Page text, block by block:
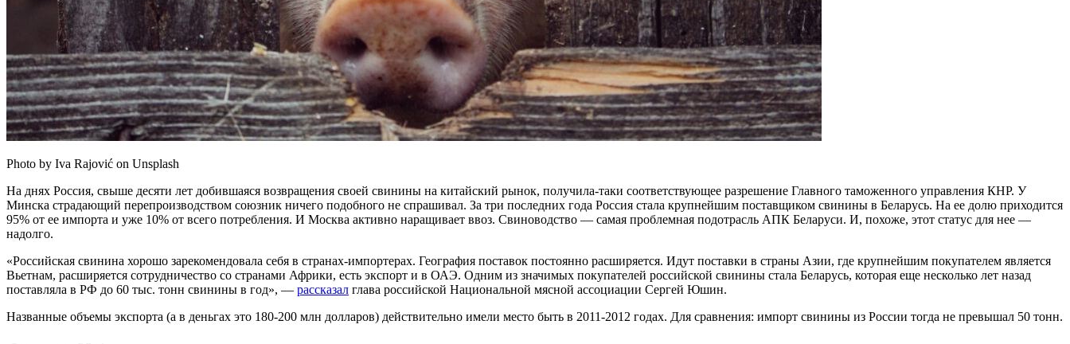
Photo by Iva Rajović on Unsplash
На днях Россия, свыше десяти лет добившаяся возвращения своей свинины на китайский рынок, получила-таки соответствующее разрешение Главного таможенного управления КНР. У
Минска страдающий перепроизводством союзник ничего подобного не спрашивал. За три последних года Россия стала крупнейшим поставщиком свинины в Беларусь. На ее долю приходится
95% от ее импорта и уже 10% от всего потребления. И Москва активно наращивает ввоз. Свиноводство — самая проблемная подотрасль АПК Беларуси. И, похоже, этот статус для нее —
надолго.
«Российская свинина хорошо зарекомендовала себя в странах-импортерах. География поставок постоянно расширяется. Идут поставки в страны Азии, где крупнейшим покупателем является
Вьетнам, расширяется сотрудничество со странами Африки, есть экспорт и в ОАЭ. Одним из значимых покупателей российской свинины стала Беларусь, которая еще несколько лет назад
поставляла в РФ до 60 тыс. тонн свинины в год», — рассказал глава российской Национальной мясной ассоциации Сергей Юшин.
Названные объемы экспорта (а в деньгах это 180-200 млн долларов) действительно имели место быть в 2011-2012 годах. Для сравнения: импорт свинины из России тогда не превышал 50 тонн.